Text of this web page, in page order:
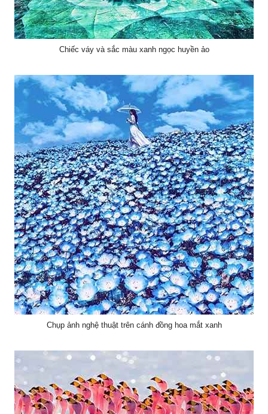
Chiếc váy và sắc màu xanh ngọc huyền ảo
Chụp ảnh nghệ thuật trên cánh đồng hoa mắt xanh